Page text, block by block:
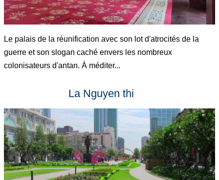
Le palais de la réunification avec son lot d'atrocités de la
guerre et son slogan caché envers les nombreux
colonisateurs d'antan. À méditer...
La Nguyen thi